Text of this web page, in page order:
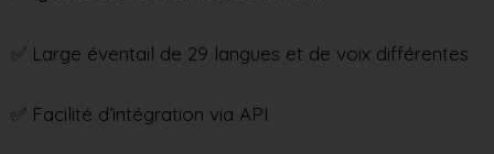
✅ Large éventail de 29 langues et de voix différentes
✅ Facilité d’intégration via API